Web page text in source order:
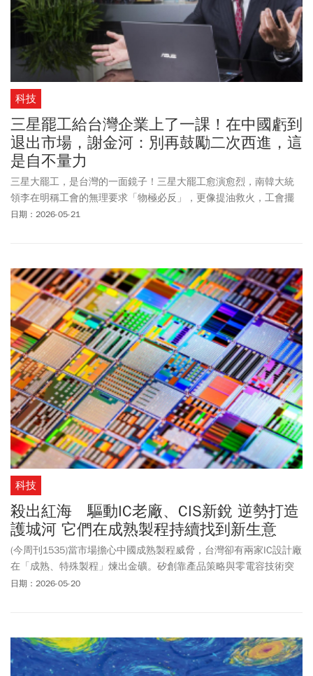
科技
三星罷工給台灣企業上了一課！在中國虧到
退出市場，謝金河：別再鼓勵二次西進，這
是自不量力
三星大罷工，是台灣的一面鏡子！三星大罷工愈演愈烈，南韓大統
領李在明稱工會的無理要求「物極必反」，更像提油救火，工會擺
出強硬態度，未來這幾天，要看李在鎔端出什麼牛肉來跟工會談
日期：2026-05-21
科技
殺出紅海 驅動IC老廠、CIS新銳 逆勢打造
護城河 它們在成熟製程持續找到新生意
(今周刊1535)當市場擔心中國成熟製程威脅，台灣卻有兩家IC設計廠
在「成熟、特殊製程」煉出金礦。矽創靠產品策略與零電容技術突
圍紅海；奕景則以高階影像感測器晶片打入特殊應用。本刊獨家揭
日期：2026-05-20